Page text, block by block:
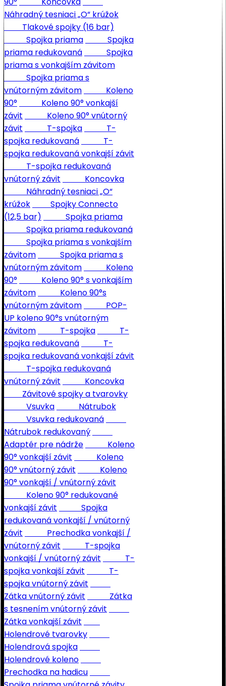
Náhradný tesniaci „O“ krúžok
Tlakové spojky (16 bar)
Spojka priama
Spojka
priama redukovaná
Spojka
priama s vonkajším závitom
Spojka priama s
vnútorným závitom
Koleno
90°
Koleno 90° vonkajší
závit
Koleno 90° vnútorný
závit
T-spojka
T-
spojka redukovaná
T-
spojka redukovaná vonkajší závit
T-spojka redukovaná
vnútorný závit
Koncovka
Náhradný tesniaci „O“
krúžok
Spojky Connecto
(12,5 bar)
Spojka priama
Spojka priama redukovaná
Spojka priama s vonkajším
závitom
Spojka priama s
vnútorným závitom
Koleno
90°
Koleno 90° s vonkajším
závitom
Koleno 90°s
vnútorným závitom
POP-
UP koleno 90°s vnútorným
závitom
T-spojka
T-
spojka redukovaná
T-
spojka redukovaná vonkajší závit
T-spojka redukovaná
vnútorný závit
Koncovka
Závitové spojky a tvarovky
Vsuvka
Nátrubok
Vsuvka redukovaná
Nátrubok redukovaný
Adaptér pre nádrže
Koleno
90° vonkajší závit
Koleno
90° vnútorný závit
Koleno
90° vonkajší / vnútorný závit
Koleno 90° redukované
vonkajší závit
Spojka
redukovaná vonkajší / vnútorný
závit
Prechodka vonkajší /
vnútorný závit
T-spojka
vonkajší / vnútorný závit
T-
spojka vonkajší závit
T-
spojka vnútorný závit
Zátka vnútorný závit
Zátka
s tesnením vnútorný závit
Zátka vonkajší závit
Holendrové tvarovky
Holendrová spojka
Holendrové koleno
Prechodka na hadicu